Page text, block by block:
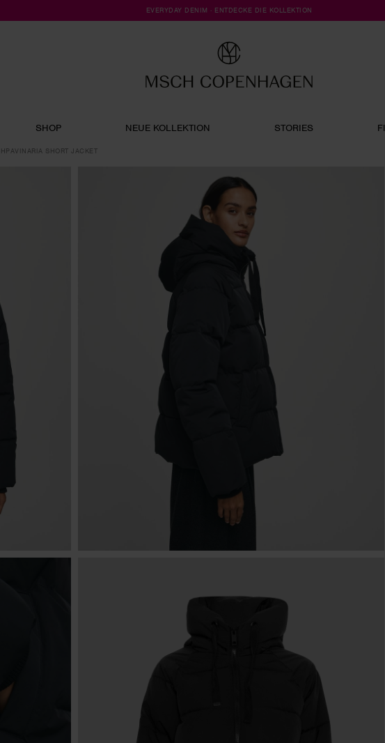
EVERYDAY DENIM · ENTDECKE DIE KOLLEKTION
SHOP NEUE KOLLEKTION STORIES
SHORT JACKET